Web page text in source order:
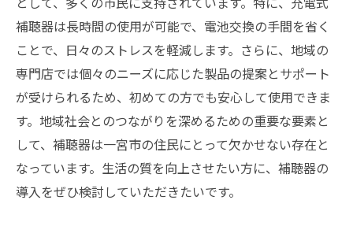
補聴器が愛知県一宮市のコミュニケーショ
ンを変える
コミュニケーション向上を支える愛知県一
宮市の補聴器
愛知県一宮市での補聴器活用による対話の
進化
補聴器が促す愛知県一宮市でのコミュニケ
ーション改善
補聴器は長時間の使用が可能で、電池交換の手間を省く
ことで、日々のストレスを軽減します。さらに、地域の
専門店では個々のニーズに応じた製品の提案とサポート
が受けられるため、初めての方でも安心して使用できま
す。地域社会とのつながりを深めるための重要な要素と
して、補聴器は一宮市の住民にとって欠かせない存在と
なっています。生活の質を向上させたい方に、補聴器の
導入をぜひ検討していただきたいです。